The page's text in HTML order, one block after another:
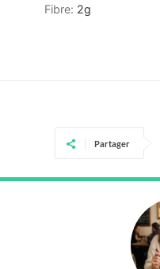
Fibre: 2g
Partager